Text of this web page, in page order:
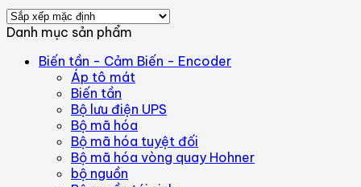
Danh mục sản phẩm
Biến tần - Cảm Biến - Encoder
Áp tô mát
Biến tần
Bộ lưu điện UPS
Bộ mã hóa
Bộ mã hóa tuyệt đối
Bộ mã hóa vòng quay Hohner
bộ nguồn